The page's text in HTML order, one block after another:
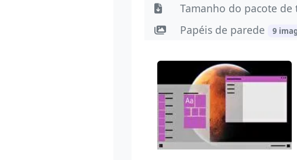
Tamanho do pacote de
Papéis de parede 9